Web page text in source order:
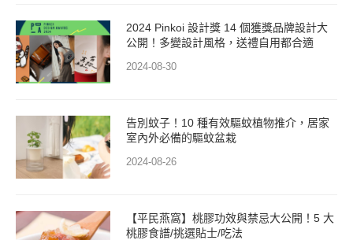
2024 Pinkoi 設計獎 14 個獲獎品牌設計大
公開！多變設計風格，送禮自用都合適
2024-08-30
告別蚊子！10 種有效驅蚊植物推介，居家
室內外必備的驅蚊盆栽
2024-08-26
【平民燕窩】桃膠功效與禁忌大公開！5 大
桃膠食譜/挑選貼士/吃法